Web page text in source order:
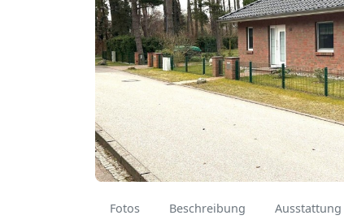
Fotos Beschreibung Ausstattung